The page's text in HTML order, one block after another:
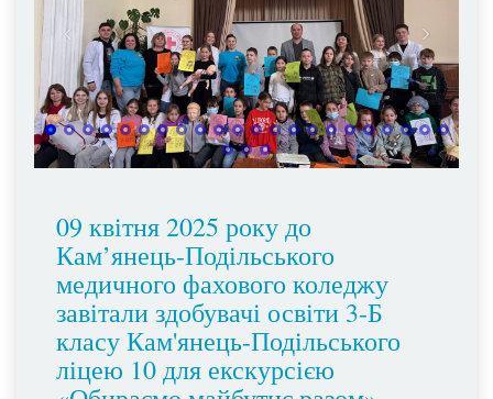
09 квітня 2025 року до
Кам’янець-Подільського
медичного фахового коледжу
завітали здобувачі освіти 3-Б
класу Кам'янець-Подільського
ліцею 10 для екскурсією